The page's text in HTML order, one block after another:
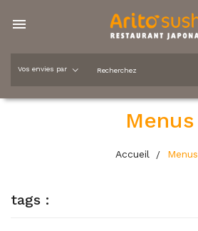

Menus
Accueil Menus
tags :